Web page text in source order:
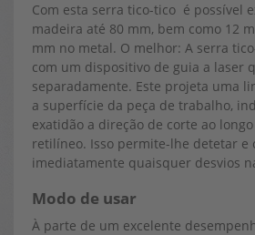
Com esta serra tico-tico é possível
madeira até 80 mm, bem como 12
mm no metal. O melhor: A serra
com um dispositivo de guia a laser
separadamente. Este projeta uma
a superfície da peça de trabalho,
exatidão a direção de corte ao
retilíneo. Isso permite-lhe detetar e
imediatamente quaisquer desvios
Modo de usar
À parte de um excelente